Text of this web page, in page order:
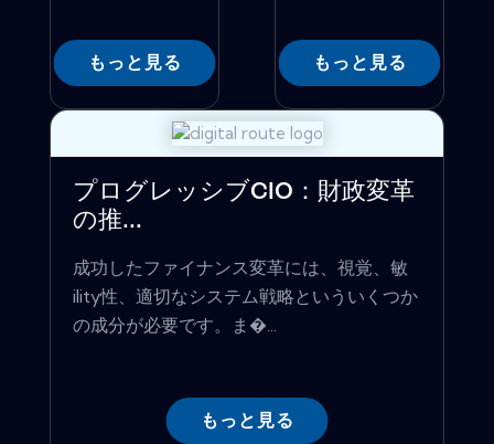
もっと見る もっと見る
プログレッシブCIO：財政変革
の推...
成功したファイナンス変革には、視覚、敏
ility性、適切なシステム戦略といういくつか
の成分が必要です。ま�...
もっと見る